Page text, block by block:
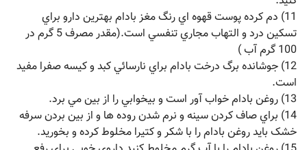
11) دم کرده پوست قهوه اي رنگ مغز بادام بهترين دارو براي
تسکين درد و التهاب مجاري تنفسي است.(مقدر مصرف 5 گرم در
100 گرم آب )
12) جوشانده برگ درخت بادام براي نارسائي کبد و کيسه صفرا مفيد
است.
13) روغن بادام خواب آور است و بيخوابي را از بين مي برد.
14) براي صاف کردن سينه و نرم شدن روده ها و از بين بردن سرفه
خشک بايد روغن بادام را با شکر و کتيرا مخلوط کرده و بخوريد.